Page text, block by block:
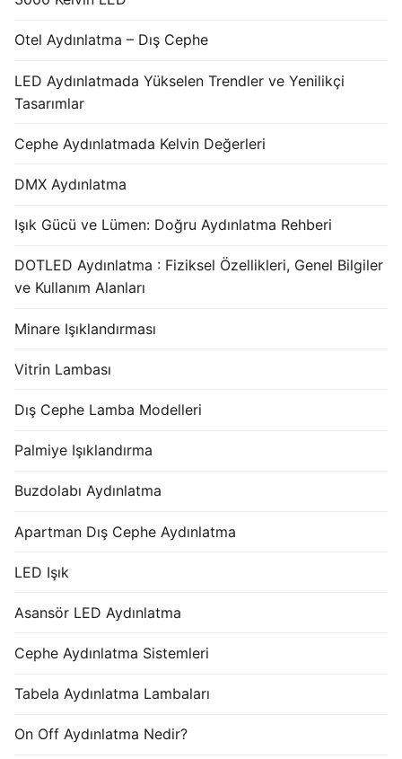
Otel Aydınlatma – Dış Cephe
LED Aydınlatmada Yükselen Trendler ve Yenilikçi
Tasarımlar
Cephe Aydınlatmada Kelvin Değerleri
DMX Aydınlatma
Işık Gücü ve Lümen: Doğru Aydınlatma Rehberi
DOTLED Aydınlatma : Fiziksel Özellikleri, Genel Bilgiler
ve Kullanım Alanları
Minare Işıklandırması
Vitrin Lambası
Dış Cephe Lamba Modelleri
Palmiye Işıklandırma
Buzdolabı Aydınlatma
Apartman Dış Cephe Aydınlatma
LED Işık
Asansör LED Aydınlatma
Cephe Aydınlatma Sistemleri
Tabela Aydınlatma Lambaları
On Off Aydınlatma Nedir?